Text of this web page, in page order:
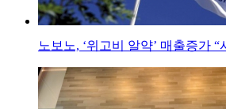
노보노, ‘위고비 알약’ 매출증가